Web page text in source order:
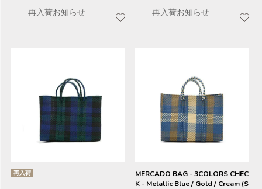
再入荷お知らせ 再入荷お知らせ
再入荷
MERCADO BAG - 3COLORS CHEC
K - Metallic Blue / Gold / Cream (S